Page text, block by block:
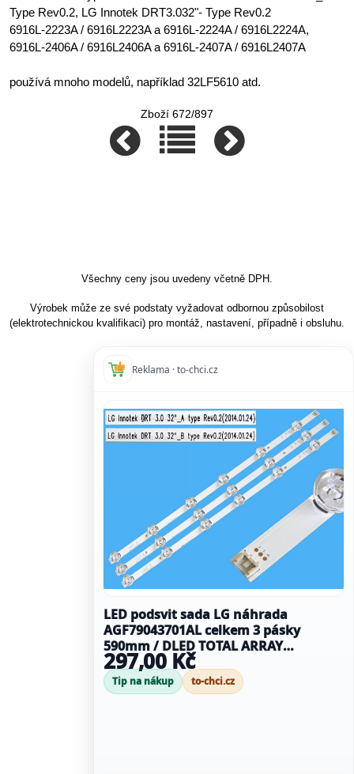
Type Rev0.2, LG Innotek DRT3.032"- Type Rev0.2
6916L-2223A / 6916L2223A a 6916L-2224A / 6916L2224A,
6916L-2406A / 6916L2406A a 6916L-2407A / 6916L2407A
používá mnoho modelů, například 32LF5610 atd.
Zboží 672/897
Všechny ceny jsou uvedeny včetně DPH.
Výrobek může ze své podstaty vyžadovat odbornou způsobilost
(elektrotechnickou kvalifikaci) pro montáž, nastavení, případně i obsluhu.
Reklama · to-chci.cz
LED podsvit sada LG náhrada
AGF79043701AL celkem 3 pásky
590mm / DLED TOTAL ARRAY
AGF79043701AL
297,00 Kč
Tip na nákup to-chci.cz